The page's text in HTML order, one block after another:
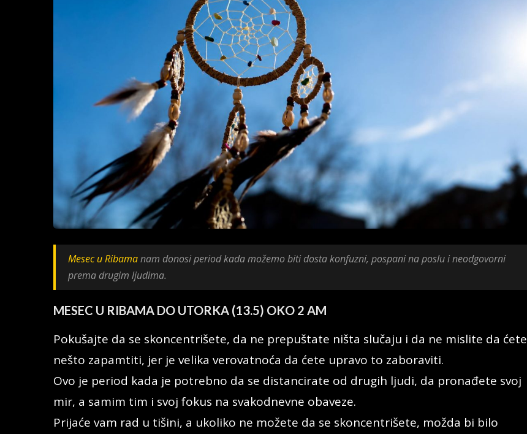
Mesec u Ribamanam donosi period kada možemo biti dosta konfuzni, pospani na poslu i neodgovorni
prema drugim ljudima.
MESEC U RIBAMA DO UTORKA (13.5) OKO 2 AM
Pokušajte da se skoncentrišete, da ne prepuštate ništa slučaju i da ne mislite da ćete
nešto zapamtiti, jer je velika verovatnoća da ćete upravo to zaboraviti.
Ovo je period kada je potrebno da se distancirate od drugih ljudi, da pronađete svoj
mir, a samim tim i svoj fokus na svakodnevne obaveze.
Prijaće vam rad u tišini, a ukoliko ne možete da se skoncentrišete, možda bi bilo